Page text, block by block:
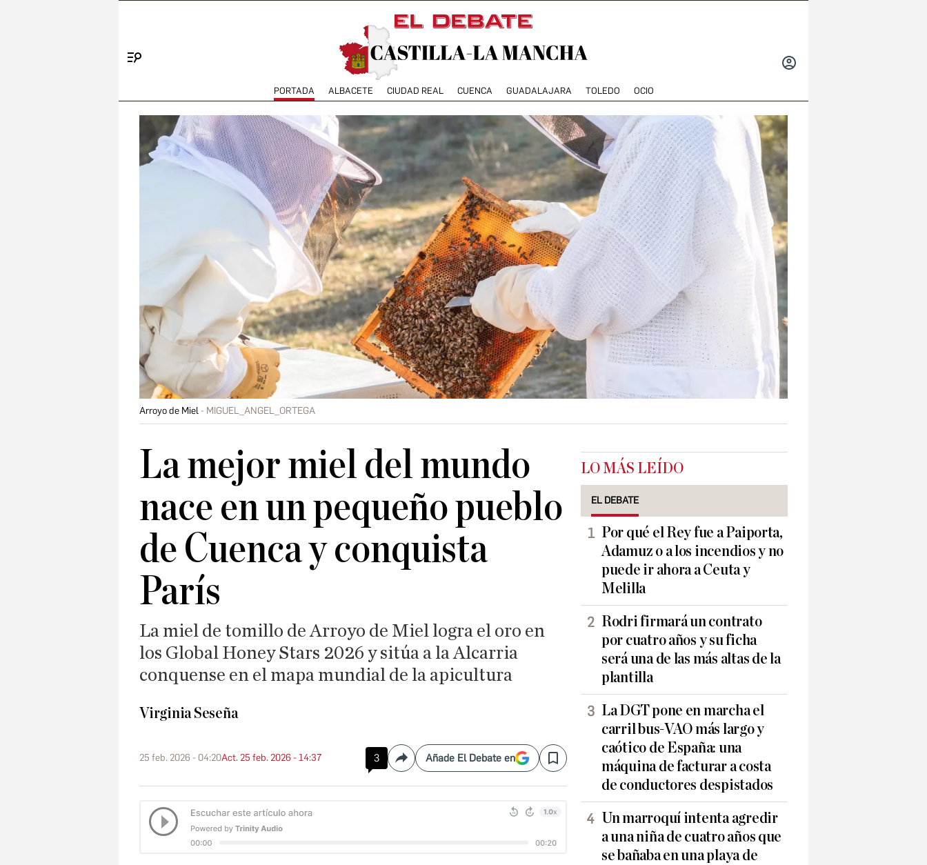
PORTADA ALBACETE CIUDAD REAL CUENCA GUADALAJARA TOLEDO OCIO
Arroyo de Miel MIGUEL_ANGEL_ORTEGA
La mejor miel del mundo
nace en un pequeño pueblo
de Cuenca y conquista
París
La miel de tomillo de Arroyo de Miel logra el oro en
los Global Honey Stars 2026 y sitúa a la Alcarria
conquense en el mapa mundial de la apicultura
Virginia Seseña
25 feb. 2026 - 04:20Act. 25 feb. 2026 - 14:37 3 CompartirAñade El Debate en Save
LO MÁS LEÍDO
EL DEBATE
Por qué el Rey fue a Paiporta,
Adamuz o a los incendios y no
puede ir ahora a Ceuta y
Melilla
Rodri firmará un contrato
por cuatro años y su ficha
será una de las más altas de la
plantilla
La DGT pone en marcha el
carril bus-VAO más largo y
caótico de España: una
máquina de facturar a costa
de conductores despistados
Un marroquí intenta agredir
a una niña de cuatro años que
se bañaba en una playa de